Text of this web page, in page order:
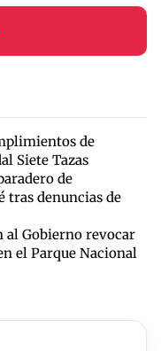
de
Siete Tazas
de
tras denuncias de
al Gobierno revocar
el Parque Nacional